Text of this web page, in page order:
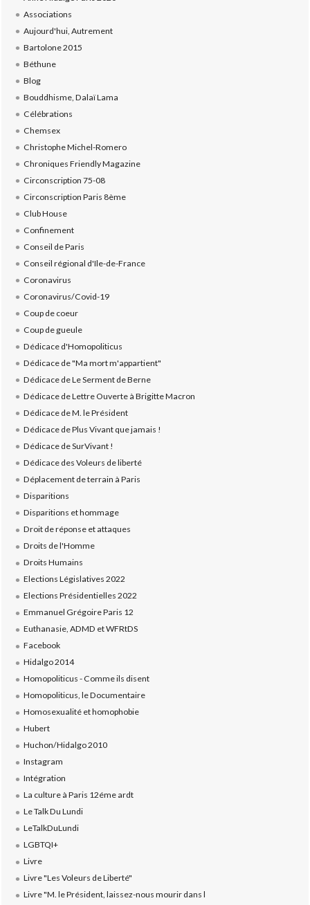
Associations
Aujourd'hui, Autrement
Bartolone 2015
Béthune
Blog
Bouddhisme, Dalaï Lama
Célébrations
Chemsex
Christophe Michel-Romero
Chroniques Friendly Magazine
Circonscription 75-08
Circonscription Paris 8ème
Club House
Confinement
Conseil de Paris
Conseil régional d'Ile-de-France
Coronavirus
Coronavirus/Covid-19
Coup de coeur
Coup de gueule
Dédicace d'Homopoliticus
Dédicace de "Ma mort m'appartient"
Dédicace de Le Serment de Berne
Dédicace de Lettre Ouverte à Brigitte Macron
Dédicace de M. le Président
Dédicace de Plus Vivant que jamais !
Dédicace de SurVivant !
Dédicace des Voleurs de liberté
Déplacement de terrain à Paris
Disparitions
Disparitions et hommage
Droit de réponse et attaques
Droits de l'Homme
Droits Humains
Elections Législatives 2022
Elections Présidentielles 2022
Emmanuel Grégoire Paris 12
Euthanasie, ADMD et WFRtDS
Facebook
Hidalgo 2014
Homopoliticus - Comme ils disent
Homopoliticus, le Documentaire
Homosexualité et homophobie
Hubert
Huchon/Hidalgo 2010
Instagram
Intégration
La culture à Paris 12éme ardt
Le Talk Du Lundi
LeTalkDuLundi
LGBTQI+
Livre
Livre "Les Voleurs de Liberté"
Livre "M. le Président, laissez-nous mourir dans l